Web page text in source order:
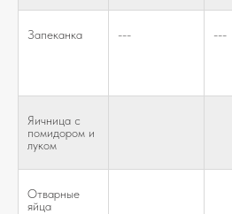
Запеканка --- ---
Яичница с
помидором и
луком
Отварные
яйца